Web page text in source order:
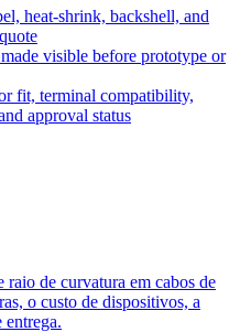
heat-shrink, backshell, and
visible before prototype or
fit, terminal compatibility,
approval status
raio de curvatura em cabos de
o custo de dispositivos, a
entrega.